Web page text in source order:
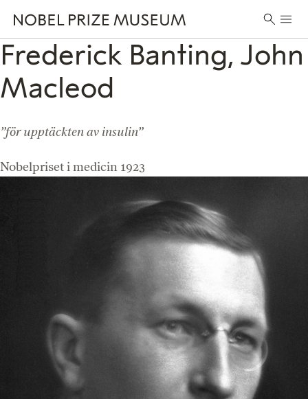
Skip
to
header
Skip
to
main
content
Skip
to
footer
Sök
efter:
Frederick Banting, John
Macleod
”för upptäckten av insulin”
Nobelpriset i medicin 1923